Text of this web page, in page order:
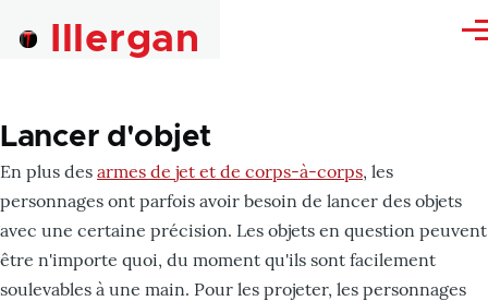
Illergan
Lancer d'objet
En plus des armes de jet et de corps-à-corps, les
personnages ont parfois avoir besoin de lancer des objets
avec une certaine précision. Les objets en question peuvent
être n'importe quoi, du moment qu'ils sont facilement
soulevables à une main. Pour les projeter, les personnages